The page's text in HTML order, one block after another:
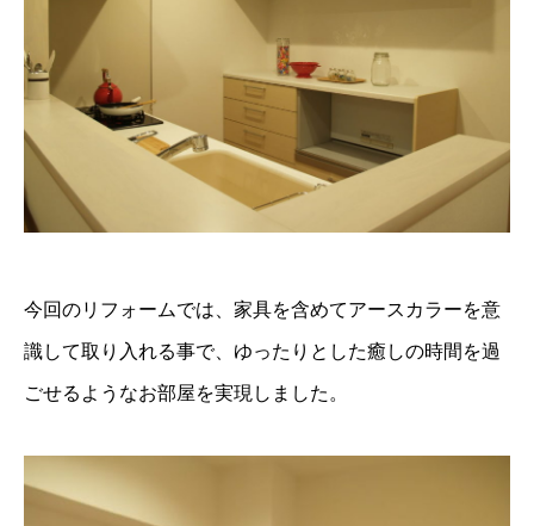
今回のリフォームでは、家具を含めてアースカラーを意
識して取り入れる事で、ゆったりとした癒しの時間を過
ごせるようなお部屋を実現しました。